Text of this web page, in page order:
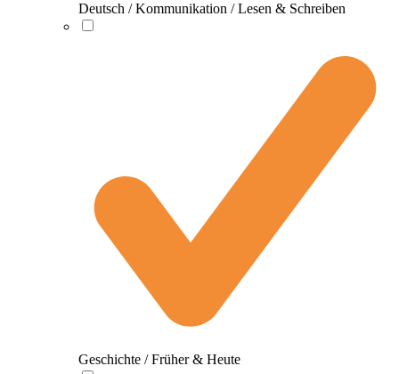
Deutsch / Kommunikation / Lesen & Schreiben
Geschichte / Früher & Heute